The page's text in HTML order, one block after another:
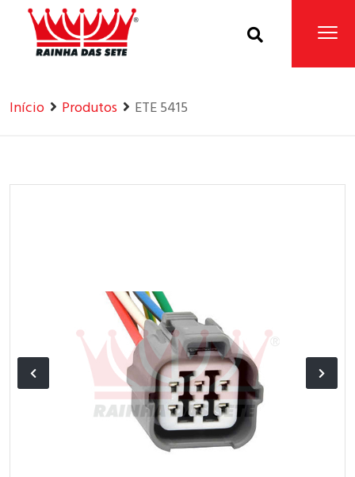
Home Produtos
Início Produtos ETE 5415